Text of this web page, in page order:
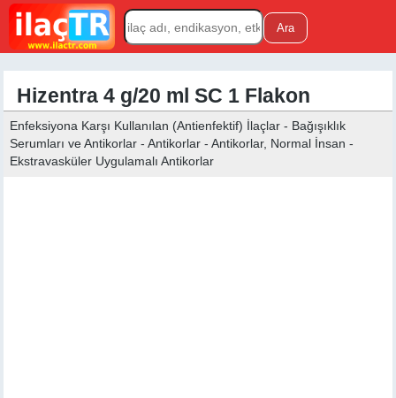
Hizentra 4 g/20 ml SC 1 Flakon
Enfeksiyona Karşı Kullanılan (Antienfektif) İlaçlar - Bağışıklık
Serumları ve Antikorlar - Antikorlar - Antikorlar, Normal İnsan -
Ekstravasküler Uygulamalı Antikorlar